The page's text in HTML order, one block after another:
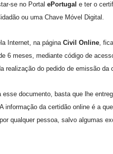
se no Portal ePortugal e ter o
ou uma Chave Móvel Digital.
Internet, na páginaCivil Online,
6 meses, mediante código de
realização do pedido de emissão da
documento, basta que lhe
informação da certidão online é a
qualquer pessoa, salvo algumas